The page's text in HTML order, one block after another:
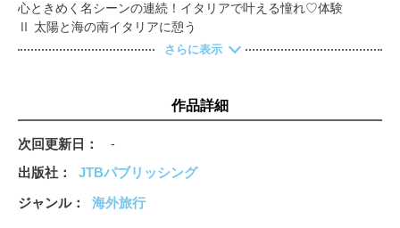
心ときめく名シーンの連続！イタリアで叶える憧れ♡体験
Ⅱ 太陽と海の南イタリアに憩う
トラベルカレンダー
るるぶ流コスパ＆タイパ技
王道モデルプラン
ローマの交通
観光マストスポット
さらに表示
作品詳細
次回更新日 -
出版社
JTBパブリッシング
ジャンル
海外旅行